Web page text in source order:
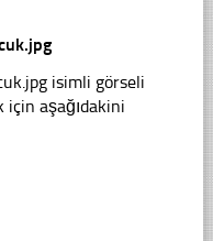
isimli görseli
aşağıdakini